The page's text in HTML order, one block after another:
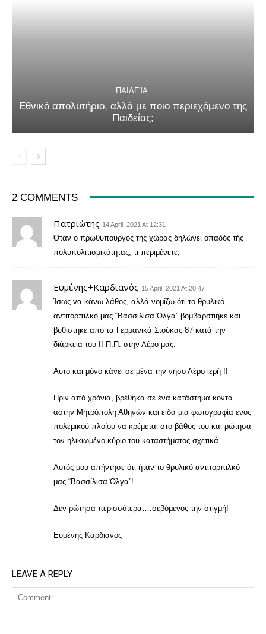
ΠΑΙΔΕΊΑ
Εθνικό απολυτήριο, αλλά με ποιο περιεχόμενο της
Παιδείας;
2 COMMENTS
Πατριώτης 14 April, 2021 At 12:31
Όταν ο πρωθυπουργός τής χώρας δηλώνει οπαδός τής
πολυπολιτισμικότητας, τι περιμένετε;
Ευμένης+Καρδιανός 15 April, 2021 At 20:47
Ίσως να κάνω λάθος, αλλά νομίζω ότι το θρυλικό
αντιτορπιλκό μας “Βασσίλισα Όλγα” βομβαρστιηκε και
βυθίστηκε από τα Γερμανικά Στούκας 87 κατά την
διάρκεια του ΙΙ Π.Π. στην Λέρο μας.
Αυτό και μόνο κάνει σε μένα την νήσο Λέρο ιερή !!
Πριν από χρόνια, βρέθηκα σε ένα κατάστημα κοντά
αστην Μητρόπολη Αθηνών και είδα μια φωτογραφία ενος
πολεμικού πλοίου να κρέμεται στο βάθος του και ρώτησα
τον ηλικιωμένο κύριο του καταστήματος σχετικά.
Αυτός μου απήντησε ότι ήταν το θρυλικό αντιτορπιλκό
μας “Βασσίλισα Όλγα”!
Δεν ρώτησα περισσότερα….σεβόμενος την στιγμή!
Ευμένης Καρδιανός
LEAVE A REPLY